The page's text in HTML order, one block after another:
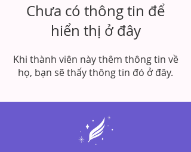
Chưa có thông tin để
hiển thị ở đây
Khi thành viên này thêm thông tin về
họ, bạn sẽ thấy thông tin đó ở đây.